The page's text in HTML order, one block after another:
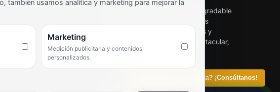
¿Tienes alguna pregunta? ¡Consúltanos!
«Servicio de calidad y trato agradable
con precios excelentes. Hemos
comprado en varias ocasiones y
siempre dan respuesta. Espectacular,
servicio de 10.»
también usamos analítica y marketing para mejorar la
Marketing
Medición publicitaria y contenidos
personalizados.